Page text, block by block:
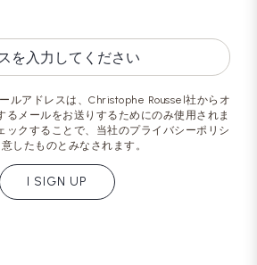
ルアドレスは、Christophe Roussel社からオ
るメールをお送りするためにのみ使用されま
ックすることで、当社のプライバシーポリシ
したものとみなされます。
I SIGN UP